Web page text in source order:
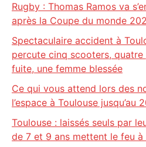
Rugby : Thomas Ramos va
après la Coupe du monde
Spectaculaire accident à
percute cinq scooters, quatre
fuite, une femme blessée
Ce qui vous attend lors des
l’espace à Toulouse jusqu’au
Toulouse : laissés seuls par
de 7 et 9 ans mettent le feu à